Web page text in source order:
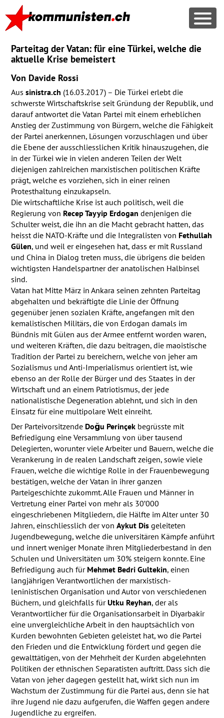
Parteitag der Vatan: für eine Türkei, welche die
aktuelle Krise bemeistert
Von Davide Rossi
Aus sinistra.ch (16.03.2017) – Die Türkei erlebt die
schwerste Wirtschaftskrise seit Gründung der Republik, und
darauf antwortet die Vatan Partei mit einem erheblichen
Anstieg der Zustimmung von Bürgern, welche die Fähigkeit
der Partei anerkennen, Lösungen vorzuschlagen und über
die Ebene der ausschliesslichen Kritik hinauszugehen, die
in der Türkei wie in vielen anderen Teilen der Welt
diejenigen zahlreichen marxistischen politischen Kräfte
prägt, welche es vorziehen, sich in einer reinen
Protesthaltung einzukapseln.
Die wirtschaftliche Krise ist auch politisch, weil die
Regierung von Recep Tayyip Erdogan denjenigen die
Schulter weist, die ihn an die Macht gebracht hatten, das
heisst die NATO-Kräfte und die Integralisten von Fethullah
Gülen, und weil er eingesehen hat, dass er mit Russland
und China in Dialog treten muss, die übrigens die beiden
wichtigsten Handelspartner der anatolischen Halbinsel
sind.
Vatan hat Mitte März in Ankara seinen zehnten Parteitag
abgehalten und bekräftigte die Linie der Öffnung
gegenüber jenen sozialen Kräfte, angefangen mit den
kemalistischen Militärs, die von Erdogan damals im
Bündnis mit Gülen aus der Armee entfernt worden waren,
und weiteren Kräften, die dazu beitragen, die maoistische
Tradition der Partei zu bereichern, welche von jeher am
Sozialismus und Anti-Imperialismus orientiert ist, wie
ebenso an der Rolle der Bürger und des Staates in der
Wirtschaft und an einem Patriotismus, der jede
nationalistische Degeneration ablehnt, und sich in den
Einsatz für eine multipolare Welt einreiht.
Der Parteivorsitzende Doğu Perinçekbegrüsste mit
Befriedigung eine Versammlung von über tausend
Delegierten, worunter viele Arbeiter und Bauern, welche die
Verankerung in de realen Landschaft zeigen, sowie viele
Frauen, welche die wichtige Rolle in der Frauenbewegung
bestätigen, welche der Vatan in ihrer ganzen
Parteigeschichte zukommt. Alle Frauen und Männer in
Vertretung einer Partei von mehr als 30’000
eingeschriebenen Mitgliedern, die Hälfte im Alter unter 30
Jahren, einschliesslich der von Aykut Disgeleiteten
Jugendbewegung, welche die universitären Kämpfe anführt
und innert weniger Monate ihren Mitgliederbestand in den
Schulen und Universitäten um 30% steigern konnte. Eine
Befriedigung auch für Mehmet Bedri Gultekin, einen
langjährigen Verantwortlichen der marxistisch-
leninistischen Organisation und Autor von verschiedenen
Büchern, und gleichfalls fürUtku Reyhan, der als
Verantwortlicher für die Organisationsarbeit in Diyarbakir
eine unvergleichliche Arbeit in den hauptsächlich von
Kurden bewohnten Gebieten geleistet hat, wo die Partei
den Frieden und die Entwicklung fördert und gegen die
gewalttätigen, von der Mehrheit der Kurden abgelehnten
Politiken der ethnischen Separatisten auftritt. Dass sich die
Vatan von jeher dagegen gestellt hat, wirkt sich nun im
Wachstum der Zustimmung für die Partei aus, denn sie hat
ihre Jugend nie dazu aufgerufen, die Waffen gegen andere
Jugendliche zu ergreifen.